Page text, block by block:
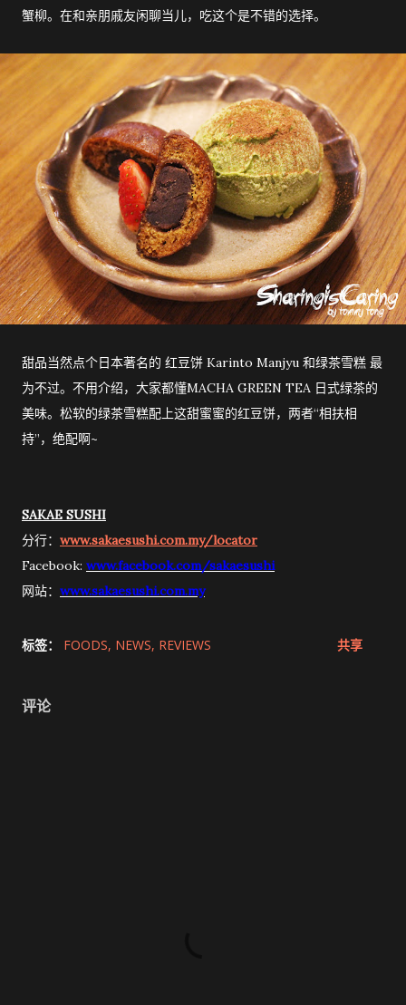
蟹柳。在和亲朋戚友闲聊当儿，吃这个是不错的选择。
甜品当然点个日本著名的 红豆饼 Karinto Manjyu 和绿茶雪糕 最
为不过。不用介绍，大家都懂MACHA GREEN TEA 日式绿茶的
美味。松软的绿茶雪糕配上这甜蜜蜜的红豆饼，两者“相扶相
持”，绝配啊~
SAKAE SUSHI
分行： www.sakaesushi.com.my/locator
Facebook: www.facebook.com/sakaesushi
网站： www.sakaesushi.com.my
标签： FOODS NEWS REVIEWS 共享
评论